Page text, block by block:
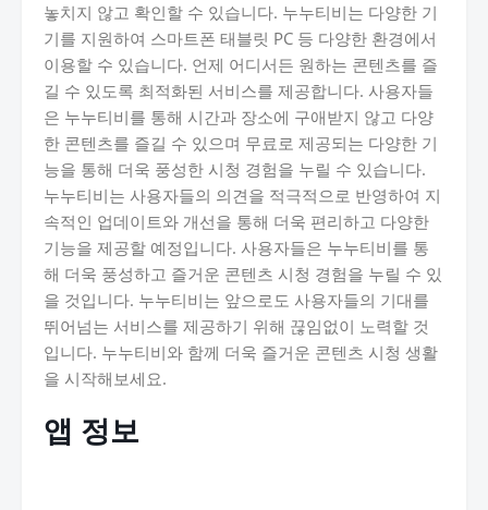
놓치지 않고 확인할 수 있습니다. 누누티비는 다양한 기
기를 지원하여 스마트폰 태블릿 PC 등 다양한 환경에서
이용할 수 있습니다. 언제 어디서든 원하는 콘텐츠를 즐
길 수 있도록 최적화된 서비스를 제공합니다. 사용자들
은 누누티비를 통해 시간과 장소에 구애받지 않고 다양
한 콘텐츠를 즐길 수 있으며 무료로 제공되는 다양한 기
능을 통해 더욱 풍성한 시청 경험을 누릴 수 있습니다.
누누티비는 사용자들의 의견을 적극적으로 반영하여 지
속적인 업데이트와 개선을 통해 더욱 편리하고 다양한
기능을 제공할 예정입니다. 사용자들은 누누티비를 통
해 더욱 풍성하고 즐거운 콘텐츠 시청 경험을 누릴 수 있
을 것입니다. 누누티비는 앞으로도 사용자들의 기대를
뛰어넘는 서비스를 제공하기 위해 끊임없이 노력할 것
입니다. 누누티비와 함께 더욱 즐거운 콘텐츠 시청 생활
을 시작해보세요.
앱 정보